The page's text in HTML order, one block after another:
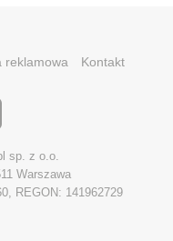
reklamowa Kontakt
sp. z o.o.
Warszawa
REGON: 141962729